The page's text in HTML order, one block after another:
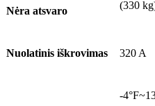
Nėra atsvaro
(330
Nuolatinis iškrovimas 320 A
-